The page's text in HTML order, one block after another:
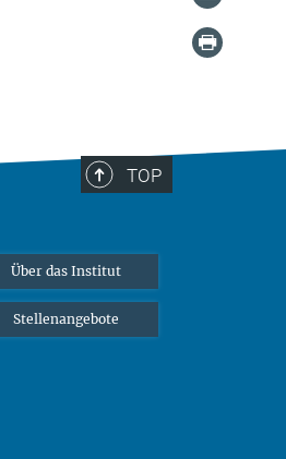
TOP
Über das Institut
Stellenangebote